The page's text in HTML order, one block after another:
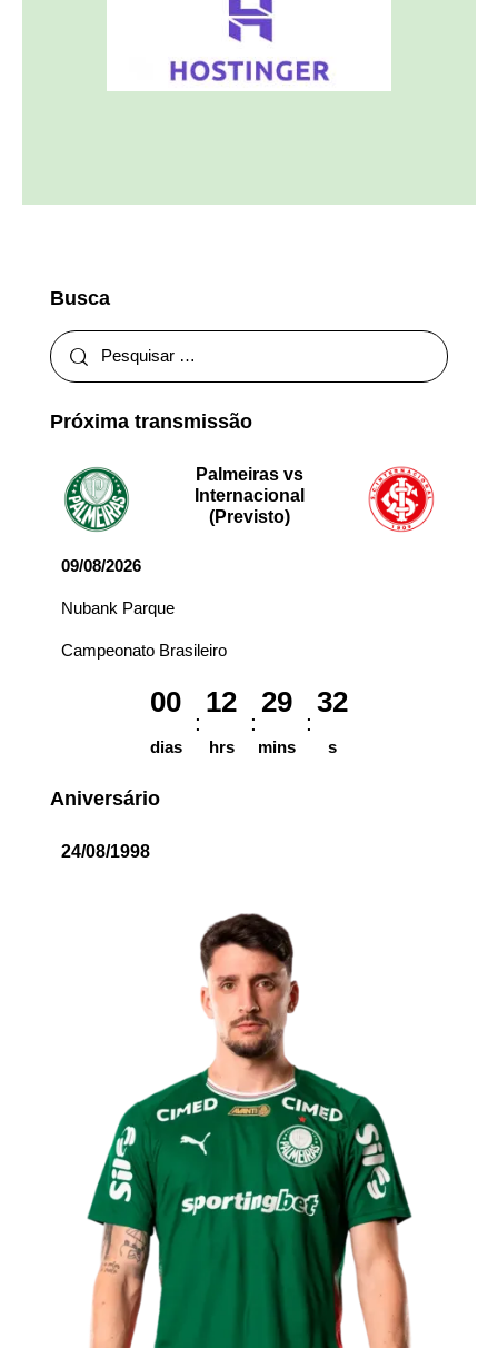
Busca
Próxima transmissão
Palmeiras vs
Internacional
(Previsto)
09/08/2026
Nubank Parque
Campeonato Brasileiro
00
dias
12
hrs
29
mins
32
s
Aniversário
24/08/1998